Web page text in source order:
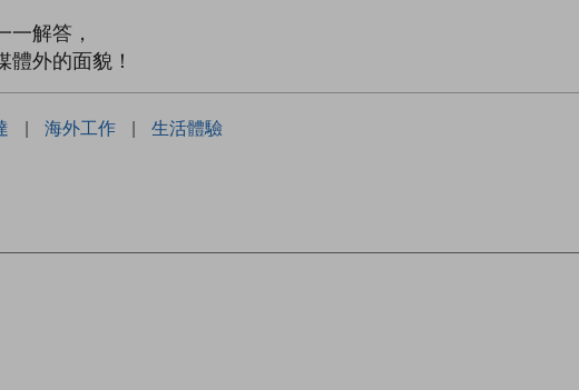
一解答，
體外的面貌！
| 海外工作 | 生活體驗